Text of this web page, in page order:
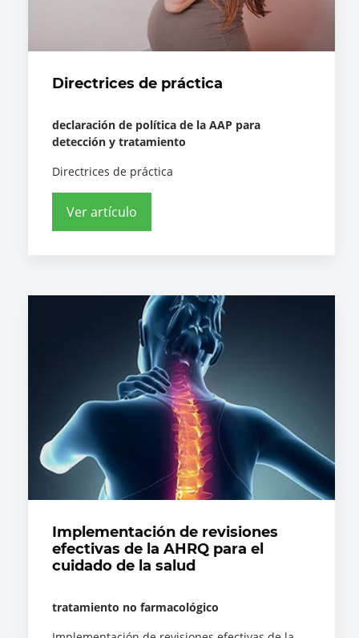
Directrices de práctica
declaración de política de la AAP para
detección y tratamiento
Directrices de práctica
Ver artículo
Implementación de revisiones
efectivas de la AHRQ para el
cuidado de la salud
tratamiento no farmacológico